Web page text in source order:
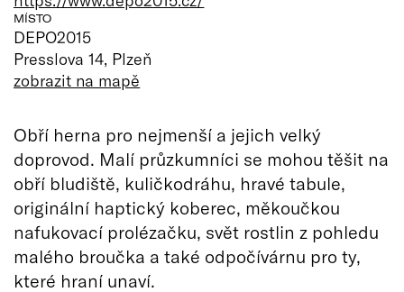
MÍSTO
DEPO2015
Presslova 14, Plzeň
zobrazit na mapě
Obří herna pro nejmenší a jejich velký
doprovod. Malí průzkumníci se mohou těšit na
obří bludiště, kuličkodráhu, hravé tabule,
originální haptický koberec, měkoučkou
nafukovací prolézačku, svět rostlin z pohledu
malého broučka a také odpočívárnu pro ty,
které hraní unaví.